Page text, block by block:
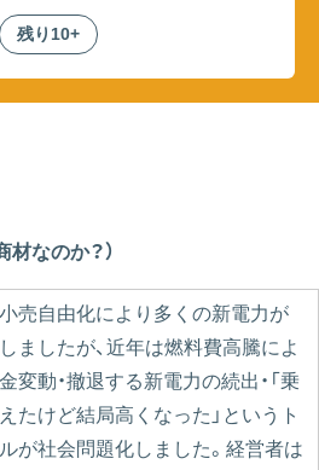
残り10+
材なのか？）
売自由化により多くの新電力が
ましたが、近年は燃料費高騰によ
変動・撤退する新電力の続出・「乗
たけど結局高くなった」というト
が社会問題化しました。経営者は